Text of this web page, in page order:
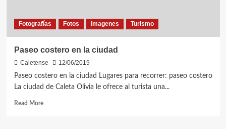
Fotografías Fotos Imagenes Turismo
Paseo costero en la ciudad
Caletense
12/06/2019
Paseo costero en la ciudad Lugares para recorrer: paseo costero
La ciudad de Caleta Olivia le ofrece al turista una...
Read MoreRead